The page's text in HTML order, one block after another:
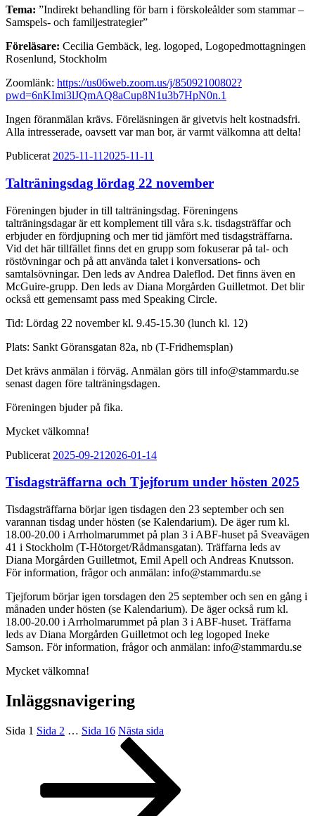
Tema: ”Indirekt behandling för barn i förskoleålder som stammar –
Samspels- och familjestrategier”
Föreläsare: Cecilia Gembäck, leg. logoped, Logopedmottagningen
Rosenlund, Stockholm
Zoomlänk: https://us06web.zoom.us/j/85092100802?
pwd=6nKImi3lJQmAQ8aCup8N1u3b7HpN0n.1
Ingen föranmälan krävs. Föreläsningen är givetvis helt kostnadsfri.
Alla intresserade, oavsett var man bor, är varmt välkomna att delta!
Publicerat 2025-11-11 2025-11-11
Talträningsdag lördag 22 november
Föreningen bjuder in till talträningsdag. Föreningens
talträningsdagar är ett komplement till våra s.k. tisdagsträffar och
erbjuder en fördjupning och mer tid jämfört med tisdagsträffarna.
Vid det här tillfället finns det en grupp som fokuserar på tal- och
röstövningar och på att använda talet i konversations- och
samtalsövningar. Den leds av Andrea Daleflod. Det finns även en
McGuire-grupp. Den leds av Diana Morgården Guilletmot. Det blir
också ett gemensamt pass med Speaking Circle.
Tid: Lördag 22 november kl. 9.45-15.30 (lunch kl. 12)
Plats: Sankt Göransgatan 82a, nb (T-Fridhemsplan)
Det krävs anmälan i förväg. Anmälan görs till info@stammardu.se
senast dagen före talträningsdagen.
Föreningen bjuder på fika.
Mycket välkomna!
Publicerat 2025-09-21 2026-01-14
Tisdagsträffarna och Tjejforum under hösten 2025
Tisdagsträffarna börjar igen tisdagen den 23 september och sen
varannan tisdag under hösten (se Kalendarium). De äger rum kl.
18.00-20.00 i Arrholmarummet på plan 3 i ABF-huset på Sveavägen
41 i Stockholm (T-Hötorget/Rådmansgatan). Träffarna leds av
Diana Morgården Guilletmot, Emil Apell och Andreas Knutsson.
För information, frågor och anmälan: info@stammardu.se
Tjejforum börjar igen torsdagen den 25 september och sen en gång i
månaden under hösten (se Kalendarium). De äger också rum kl.
18.00-20.00 i Arrholmarummet på plan 3 i ABF-huset. Träffarna
leds av Diana Morgården Guilletmot och leg logoped Ineke
Samson. För information, frågor och anmälan: info@stammardu.se
Mycket välkomna!
Inläggsnavigering
Sida 1 Sida 2 … Sida 16 Nästa sida